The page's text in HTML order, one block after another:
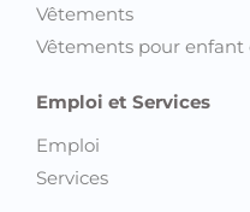
Vêtements
Vêtements pour enfant
Emploi et Services
Emploi
Services